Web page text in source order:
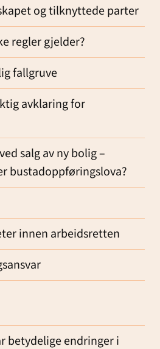
og tilknyttede parter
regler gjelder?
fallgruve
avklaring for
salg av ny bolig –
bustadoppføringslova?
innen arbeidsretten
betydelige endringer i